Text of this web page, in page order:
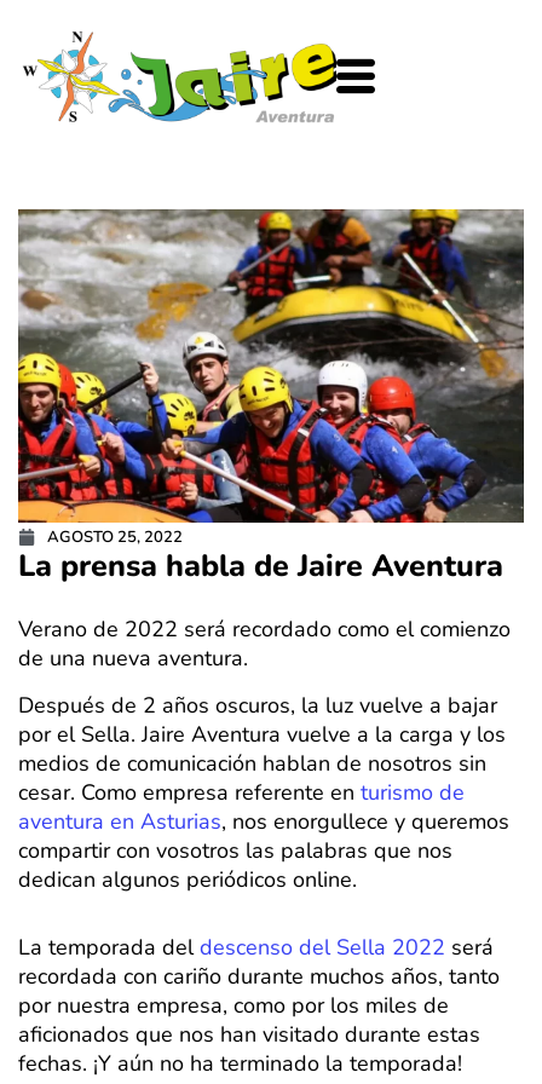
contenido
AGOSTO 25, 2022
La prensa habla de Jaire Aventura
Verano de 2022 será recordado como el comienzo
de una nueva aventura.
Después de 2 años oscuros, la luz vuelve a bajar
por el Sella. Jaire Aventura vuelve a la carga y los
medios de comunicación hablan de nosotros sin
cesar. Como empresa referente en turismo de
aventura en Asturias, nos enorgullece y queremos
compartir con vosotros las palabras que nos
dedican algunos periódicos online.
La temporada deldescenso del Sella 2022 será
recordada con cariño durante muchos años, tanto
por nuestra empresa, como por los miles de
aficionados que nos han visitado durante estas
fechas. ¡Y aún no ha terminado la temporada!